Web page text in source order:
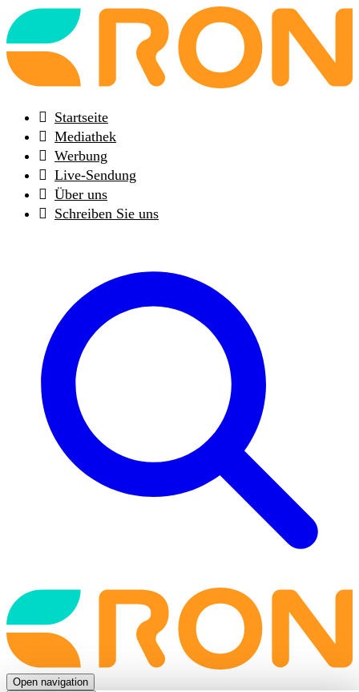
Back
to
frontpage
Startseite
Mediathek
Werbung
Live-Sendung
Über uns
Schreiben Sie uns
Back
to
frontpage
Open navigation